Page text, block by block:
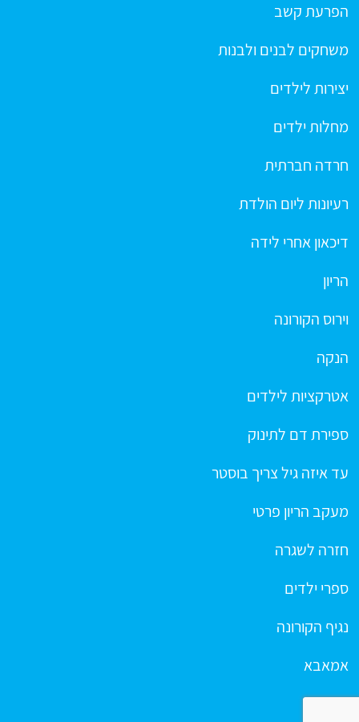
הפרעת קשב
משחקים לבנים ולבנות
יצירות לילדים
מחלות ילדים
חרדה חברתית
רעיונות ליום הולדת
דיכאון אחרי לידה
הריון
וירוס הקורונה
הנקה
אטרקציות לילדים
ספירת דם לתינוק
עד איזה גיל צריך בוסטר
מעקב הריון פרטי
חזרה לשגרה
ספרי ילדים
נגיף הקורונה
אמאבא